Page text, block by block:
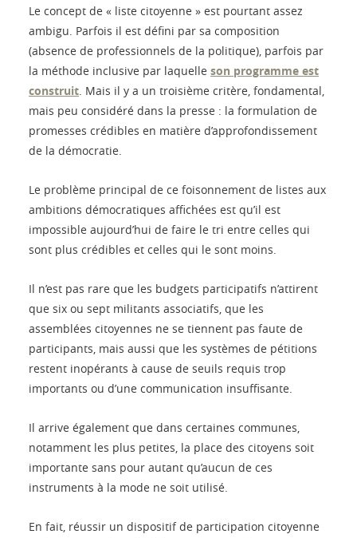
Le concept de « liste citoyenne » est pourtant assez
ambigu. Parfois il est défini par sa composition
(absence de professionnels de la politique), parfois par
la méthode inclusive par laquelle son programme est
construit. Mais il y a un troisième critère, fondamental,
mais peu considéré dans la presse : la formulation de
promesses crédibles en matière d’approfondissement
de la démocratie.
Le problème principal de ce foisonnement de listes aux
ambitions démocratiques affichées est qu’il est
impossible aujourd’hui de faire le tri entre celles qui
sont plus crédibles et celles qui le sont moins.
Il n’est pas rare que les budgets participatifs n’attirent
que six ou sept militants associatifs, que les
assemblées citoyennes ne se tiennent pas faute de
participants, mais aussi que les systèmes de pétitions
restent inopérants à cause de seuils requis trop
importants ou d’une communication insuffisante.
Il arrive également que dans certaines communes,
notamment les plus petites, la place des citoyens soit
importante sans pour autant qu’aucun de ces
instruments à la mode ne soit utilisé.
En fait, réussir un dispositif de participation citoyenne